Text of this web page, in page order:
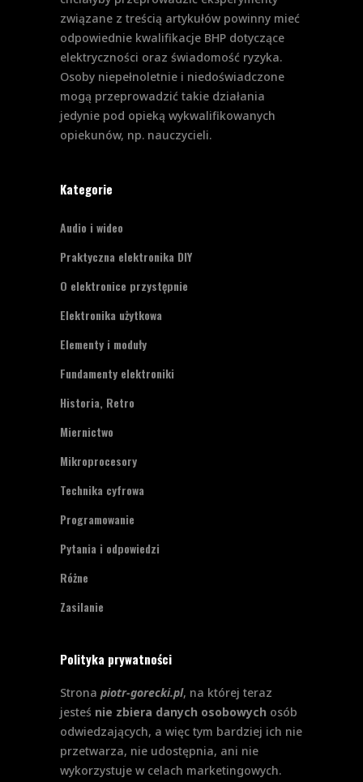
związane z treścią artykułów powinny mieć
odpowiednie kwalifikacje BHP dotyczące
elektryczności oraz świadomość ryzyka.
Osoby niepełnoletnie i niedoświadczone
mogą przeprowadzić takie działania
jedynie pod opieką wykwalifikowanych
opiekunów, np. nauczycieli.
Kategorie
Audio i wideo
Praktyczna elektronika DIY
O elektronice przystępnie
Elektronika użytkowa
Elementy i moduły
Fundamenty elektroniki
Historia, Retro
Miernictwo
Mikroprocesory
Technika cyfrowa
Programowanie
Pytania i odpowiedzi
Różne
Zasilanie
Polityka prywatności
Strona piotr-gorecki.pl, na której teraz
jesteś nie zbiera danych osobowych osób
odwiedzających, a więc tym bardziej ich nie
przetwarza, nie udostępnia, ani nie
wykorzystuje w celach marketingowych.